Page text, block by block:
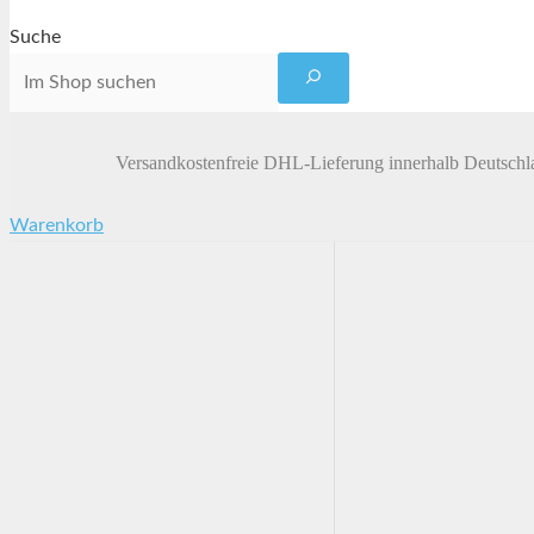
Suche
Versandkostenfreie DHL-Lieferung innerhalb
Warenkorb